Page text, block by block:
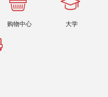
购物中心 大学